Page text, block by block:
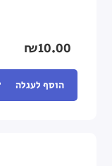
₪10.00
הוסף לעגלה